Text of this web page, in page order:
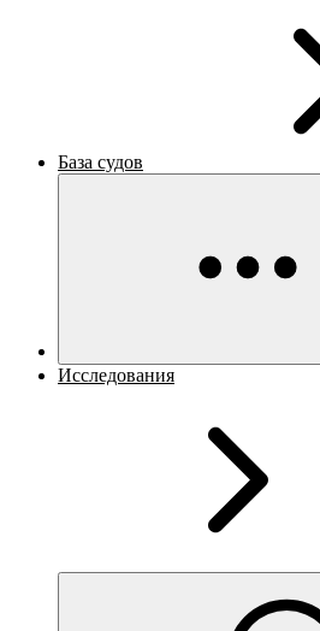
База судов
Исследования